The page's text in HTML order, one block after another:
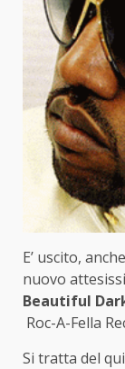
E’ uscito,
nuovo
Beautiful
Roc-A-Fella
Si tratta del